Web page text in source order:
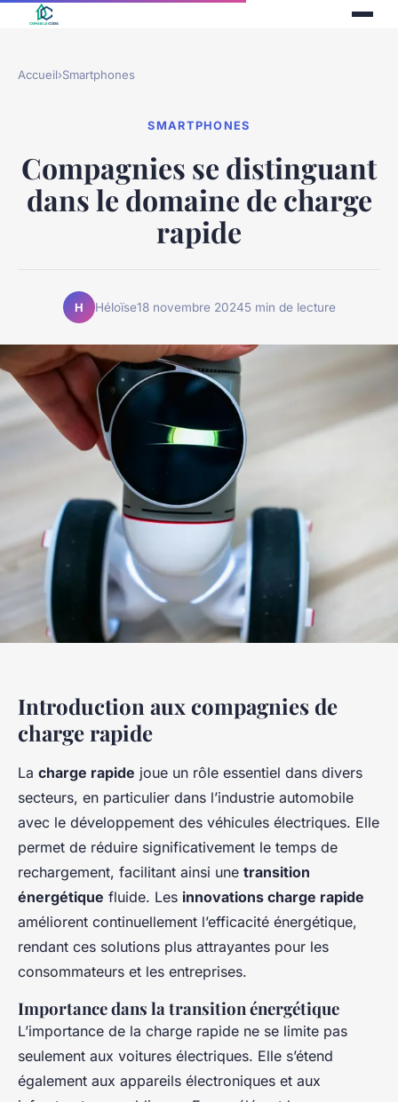
Accueil›Smartphones
SMARTPHONES
Compagnies se distinguant
dans le domaine de charge
rapide
H Héloïse18 novembre 20245 min de lecture
Introduction aux compagnies de
charge rapide
La charge rapide joue un rôle essentiel dans divers
secteurs, en particulier dans l’industrie automobile
avec le développement des véhicules électriques. Elle
permet de réduire significativement le temps de
rechargement, facilitant ainsi une transition
énergétique fluide. Les innovations charge rapide
améliorent continuellement l’efficacité énergétique,
rendant ces solutions plus attrayantes pour les
consommateurs et les entreprises.
Importance dans la transition énergétique
L’importance de la charge rapide ne se limite pas
seulement aux voitures électriques. Elle s’étend
également aux appareils électroniques et aux